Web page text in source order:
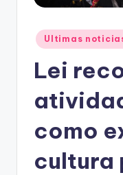
Posted
in
Ultimas
Lei
como
cultura